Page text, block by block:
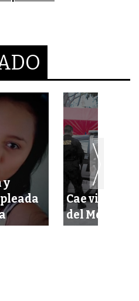
y
Cae violador
del Mercado